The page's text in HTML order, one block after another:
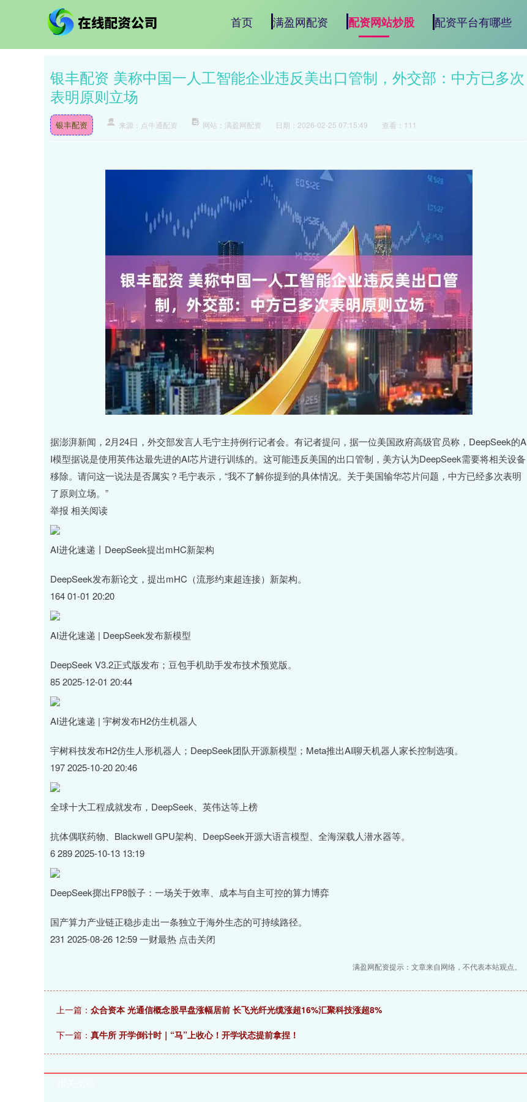
首页 满盈网配资 配资网站炒股 配资平台有哪些
银丰配资 美称中国一人工智能企业违反美出口管制，外交部：中方已多次
表明原则立场
银丰配资 来源：点牛通配资 网站：满盈网配资 日期：2026-02-25 07:15:49 查看：111
据澎湃新闻，2月24日，外交部发言人毛宁主持例行记者会。有记者提问，据一位美国政府高级官员称，DeepSeek的A
I模型据说是使用英伟达最先进的AI芯片进行训练的。这可能违反美国的出口管制，美方认为DeepSeek需要将相关设备
移除。请问这一说法是否属实？毛宁表示，“我不了解你提到的具体情况。关于美国输华芯片问题，中方已经多次表明
了原则立场。”
举报 相关阅读
AI进化速递丨DeepSeek提出mHC新架构
DeepSeek发布新论文，提出mHC（流形约束超连接）新架构。
164 01-01 20:20
AI进化速递 | DeepSeek发布新模型
DeepSeek V3.2正式版发布；豆包手机助手发布技术预览版。
85 2025-12-01 20:44
AI进化速递 | 宇树发布H2仿生机器人
宇树科技发布H2仿生人形机器人；DeepSeek团队开源新模型；Meta推出AI聊天机器人家长控制选项。
197 2025-10-20 20:46
全球十大工程成就发布，DeepSeek、英伟达等上榜
抗体偶联药物、Blackwell GPU架构、DeepSeek开源大语言模型、全海深载人潜水器等。
6 289 2025-10-13 13:19
DeepSeek掷出FP8骰子：一场关于效率、成本与自主可控的算力博弈
国产算力产业链正稳步走出一条独立于海外生态的可持续路径。
231 2025-08-26 12:59 一财最热 点击关闭
满盈网配资提示：文章来自网络，不代表本站观点。
上一篇： 众合资本 光通信概念股早盘涨幅居前 长飞光纤光缆涨超16%汇聚科技涨超8%
下一篇： 真牛所 开学倒计时｜“马”上收心！开学状态提前拿捏！
沪深300 4694.44 43.13 0.93% 北证50 1134.24 11.37